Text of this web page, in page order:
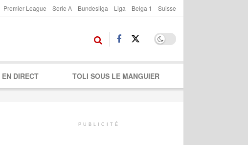
Premier League Serie A Bundesliga Liga Belga 1 Suisse
EN DIRECT TOLI SOUS LE MANGUIER
PUBLICITÉ